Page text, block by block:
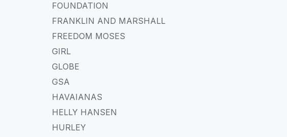
FOUNDATION
FRANKLIN AND MARSHALL
FREEDOM MOSES
GIRL
GLOBE
GSA
HAVAIANAS
HELLY HANSEN
HURLEY